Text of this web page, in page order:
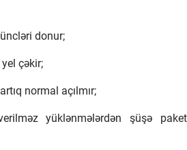
donur;
yel çəkir;
normal açılmır;
yüklənmələrdən şüşə